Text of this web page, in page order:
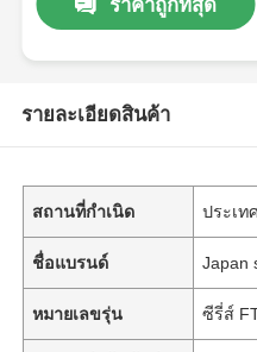
ราคาถูกที่สุด
รายละเอียดสินค้า
สถานที่กำเนิด ประเ
ชื่อแบรนด์ Japan
หมายเลขรุ่น ซีรี่ส์